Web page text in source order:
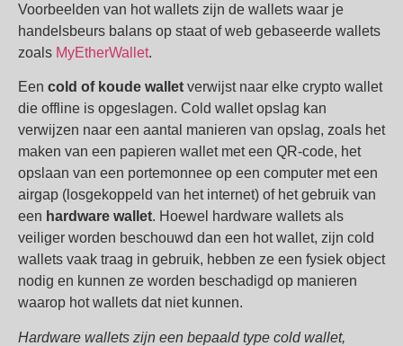
Voorbeelden van hot wallets zijn de wallets waar je
handelsbeurs balans op staat of web gebaseerde wallets
zoals MyEtherWallet.
Een cold of koude wallet verwijst naar elke crypto wallet
die offline is opgeslagen. Cold wallet opslag kan
verwijzen naar een aantal manieren van opslag, zoals het
maken van een papieren wallet met een QR-code, het
opslaan van een portemonnee op een computer met een
airgap (losgekoppeld van het internet) of het gebruik van
een hardware wallet. Hoewel hardware wallets als
veiliger worden beschouwd dan een hot wallet, zijn cold
wallets vaak traag in gebruik, hebben ze een fysiek object
nodig en kunnen ze worden beschadigd op manieren
waarop hot wallets dat niet kunnen.
Hardware wallets zijn een bepaald type cold wallet,